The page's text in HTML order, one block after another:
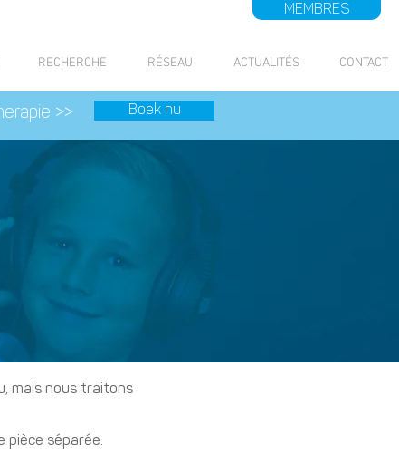
MEMBRES
RECHERCHE RÉSEAU ACTUALITÉS CONTACT
>> Boek nu
mais nous traitons
pièce séparée.